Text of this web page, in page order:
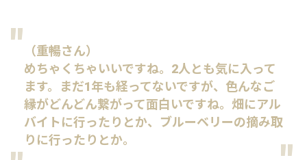
（重暢さん）
めちゃくちゃいいですね。2人とも気に入って
ます。まだ1年も経ってないですが、色んなご
縁がどんどん繋がって面白いですね。畑にアル
バイトに行ったりとか、ブルーベリーの摘み取
りに行ったりとか。